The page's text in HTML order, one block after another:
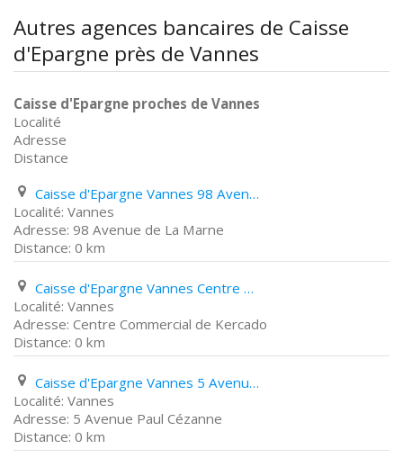
Autres agences bancaires de Caisse
d'Epargne près de Vannes
Caisse d'Epargne proches de Vannes
Localité
Adresse
Distance
Caisse d'Epargne Vannes 98 Avenue de La Marne
Vannes
98 Avenue de La Marne
0 km
Caisse d'Epargne Vannes Centre Commercial de Kercado
Vannes
Centre Commercial de Kercado
0 km
Caisse d'Epargne Vannes 5 Avenue Paul Cézanne
Vannes
5 Avenue Paul Cézanne
0 km